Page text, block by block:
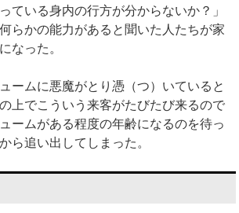
ている身内の行方が分からないか？」
らかの能力があると聞いた人たちが家
なった。
ームに悪魔がとり憑（つ）いていると
上でこういう来客がたびたび来るので
ームがある程度の年齢になるのを待っ
ら追い出してしまった。